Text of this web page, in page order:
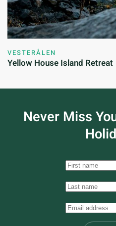
VESTERÅLEN
Yellow House Island Retreat
Never Miss